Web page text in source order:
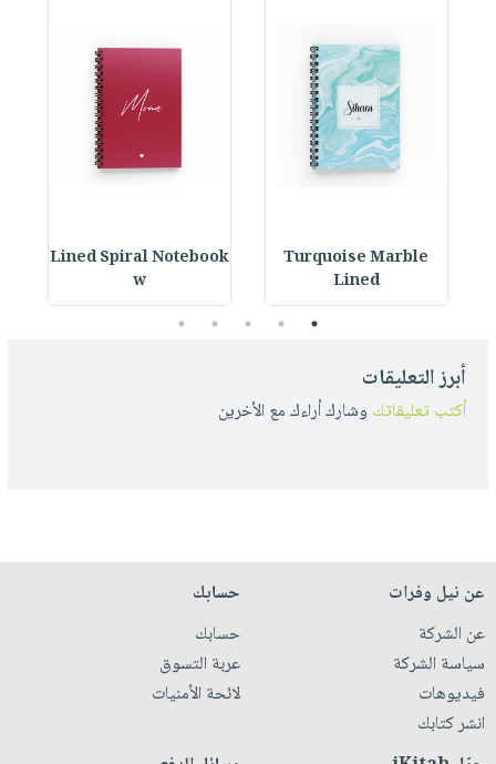
Turquoise Marble
Lined
Lined Spiral Notebook
w
1
2
3
4
5
أبرز التعليقات
أكتب تعليقاتك وشارك أراءك مع الأخرين
عن نيل وفرات
عن الشركة
سياسة الشركة
فيديوهات
انشر كتابك
حسابك
حسابك
عربة التسوق
لائحة الأمنيات